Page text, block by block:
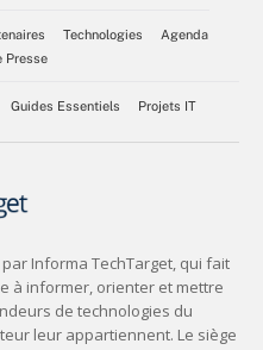
Technologies
Agenda
Presse
Guides Essentiels Projets IT